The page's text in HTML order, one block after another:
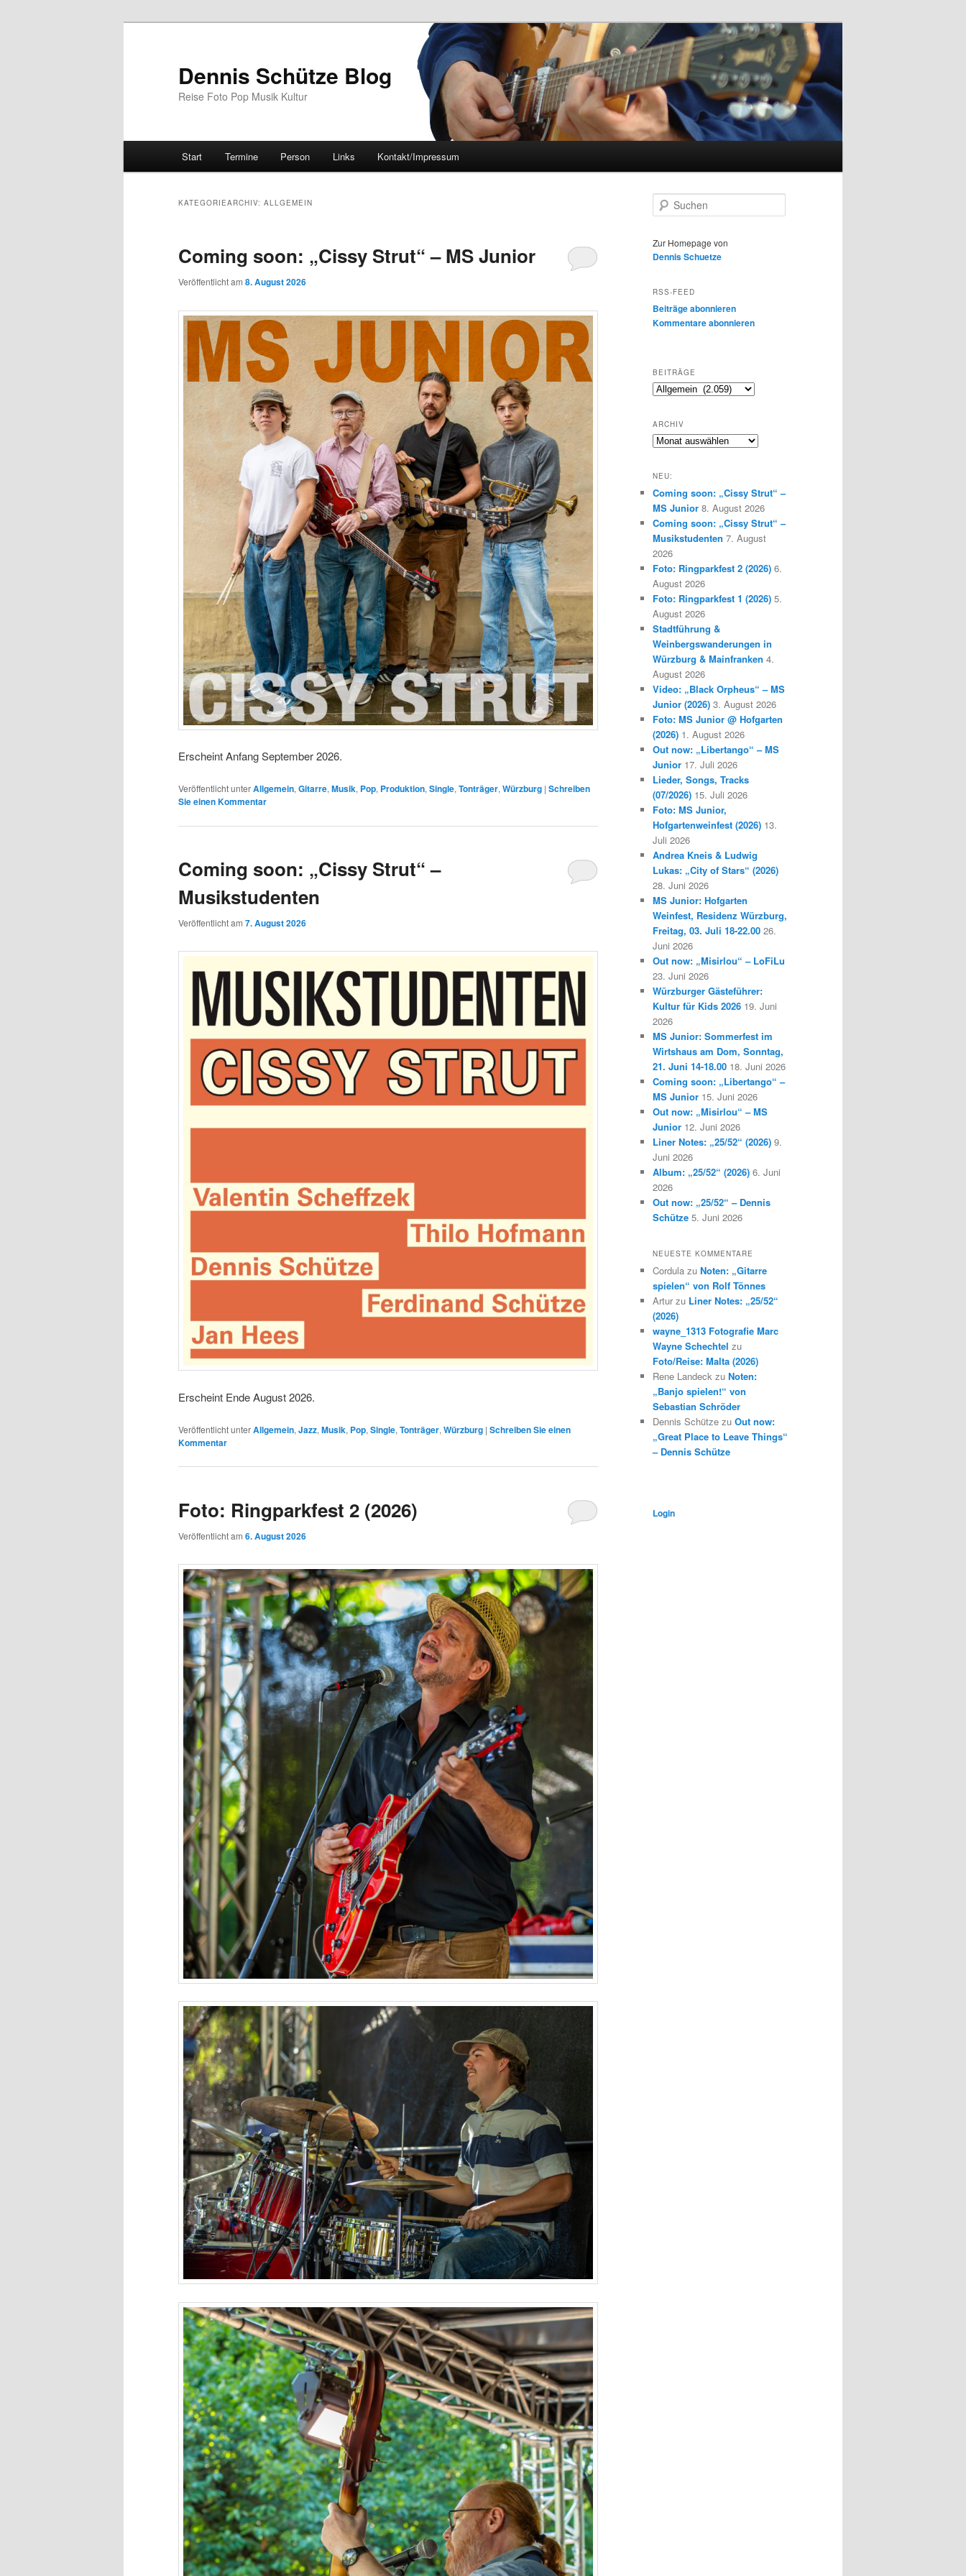
Dennis Schütze Blog
Reise Foto Pop Musik Kultur
Start Termine Person Links Kontakt/Impressum
KATEGORIEARCHIV: ALLGEMEIN
Coming soon: „Cissy Strut“ – MS Junior
Veröffentlicht am 8. August 2026
Erscheint Anfang September 2026.
Veröffentlicht unterAllgemein, Gitarre, Musik, Pop, Produktion, Single, Tonträger, Würzburg | Schreiben
Sie einen Kommentar
Coming soon: „Cissy Strut“ –
Musikstudenten
Veröffentlicht am 7. August 2026
Erscheint Ende August 2026.
Veröffentlicht unterAllgemein, Jazz, Musik, Pop, Single, Tonträger, Würzburg | Schreiben Sie einen
Kommentar
Foto: Ringparkfest 2 (2026)
Veröffentlicht am 6. August 2026
u
h
e
Zur Homepage von
Dennis Schuetze
RSS-FEED
Beiträge abonnieren
Kommentare abonnieren
BEITRÄGE
Beiträge
ARCHIV
Archiv
NEU:
Coming soon: „Cissy Strut“ –
MS Junior 8. August 2026
Coming soon: „Cissy Strut“ –
Musikstudenten 7. August
2026
Foto: Ringparkfest 2 (2026) 6.
August 2026
Foto: Ringparkfest 1 (2026) 5.
August 2026
Stadtführung &
Weinbergswanderungen in
Würzburg & Mainfranken 4.
August 2026
Video: „Black Orpheus“ – MS
Junior (2026) 3. August 2026
Foto: MS Junior @ Hofgarten
(2026) 1. August 2026
Out now: „Libertango“ – MS
Junior 17. Juli 2026
Lieder, Songs, Tracks
(07/2026) 15. Juli 2026
Foto: MS Junior,
Hofgartenweinfest (2026) 13.
Juli 2026
Andrea Kneis & Ludwig
Lukas: „City of Stars“ (2026)
28. Juni 2026
MS Junior: Hofgarten
Weinfest, Residenz Würzburg,
Freitag, 03. Juli 18-22.00 26.
Juni 2026
Out now: „Misirlou“ – LoFiLu
23. Juni 2026
Würzburger Gästeführer:
Kultur für Kids 2026 19. Juni
2026
MS Junior: Sommerfest im
Wirtshaus am Dom, Sonntag,
21. Juni 14-18.00 18. Juni 2026
Coming soon: „Libertango“ –
MS Junior 15. Juni 2026
Out now: „Misirlou“ – MS
Junior 12. Juni 2026
Liner Notes: „25/52“ (2026) 9.
Juni 2026
Album: „25/52“ (2026) 6. Juni
2026
Out now: „25/52“ – Dennis
Schütze 5. Juni 2026
NEUESTE KOMMENTARE
Cordula zu Noten: „Gitarre
spielen“ von Rolf Tönnes
Artur zu Liner Notes: „25/52“
(2026)
wayne_1313 Fotografie Marc
Wayne Schechtel zu
Foto/Reise: Malta (2026)
Rene Landeck zu Noten:
„Banjo spielen!“ von
Sebastian Schröder
Dennis Schütze zu Out now:
„Great Place to Leave Things“
– Dennis Schütze
Login